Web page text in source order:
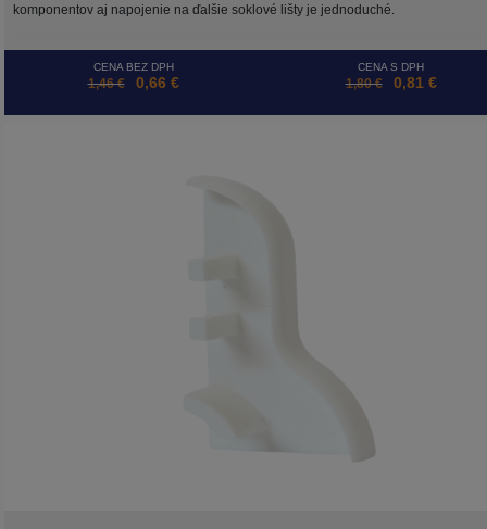
komponentov aj napojenie na ďalšie soklové lišty je jednoduché.
CENA BEZ DPH
1,46 € 0,66 €
CENA S DPH
1,80 € 0,81 €